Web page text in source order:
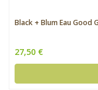
Black + Blum Eau Good
27,50 €